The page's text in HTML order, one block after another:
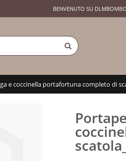
BENVENUTO SU
e coccinella portafortuna completo di